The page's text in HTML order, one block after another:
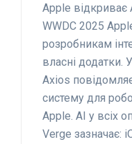
Apple відкриває
WWDC 2025
розробникам
власні додатки.
Axios
систему для
Apple. AI у всіх
Verge зазначає: